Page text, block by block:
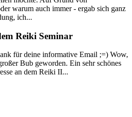
warum auch immer - ergab sich ganz
ich...
Reiki Seminar
für deine informative Email ;=) Wow,
Bub geworden. Ein sehr schönes
an dem Reiki II...